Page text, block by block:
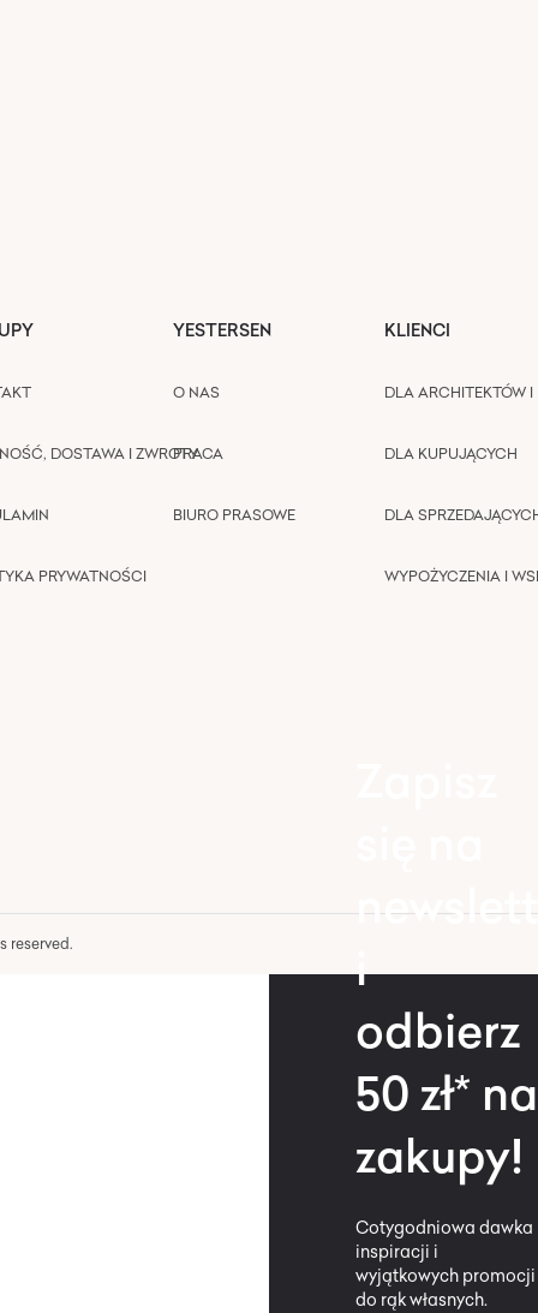
DOSTAWA I ZWROTY
PRYWATNOŚCI
YESTERSEN
O NAS
PRACA
BIURO PRASOWE
KLIENCI
DLA ARCHITEKTÓW I
DLA KUPUJĄCYCH
DLA
WYPOŻYCZENIA I
reserved.
i
odbierz
50 zł* na
zakupy!
Cotygodniowa dawka
inspiracji i
wyjątkowych promocji
do rąk własnych.